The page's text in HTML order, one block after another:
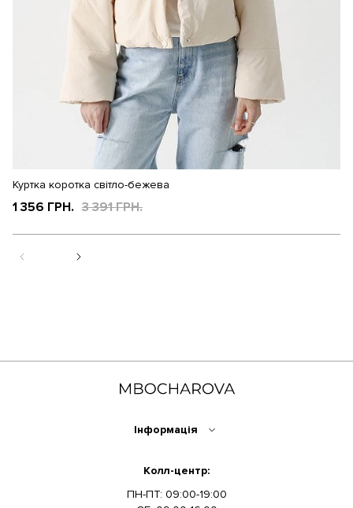
Куртка коротка світло-бежева
1 356 ГРН. 3 391 ГРН.
Інформація
Колл-центр:
ПН-ПТ: 09:00-19:00